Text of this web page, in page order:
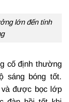
lớn đến tính
cố định thường
sáng bóng tốt.
và được bọc lớp